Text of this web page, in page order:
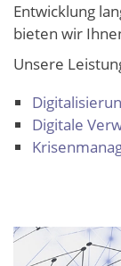
Entwicklung
bieten wir
Unsere
Digitale